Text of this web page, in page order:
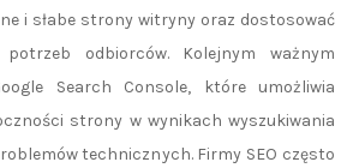
i słabe strony witryny oraz dostosować
odbiorców. Kolejnym ważnym
Search Console, które umożliwia
strony w wynikach wyszukiwania
technicznych. Firmy SEO często